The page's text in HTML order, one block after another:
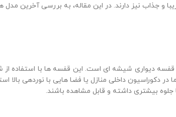
و جذاب نیز دارند. در این مقاله، به بررسی آخرین
دیواری شیشه ای است. این قفسه‌ ها با استفاده
دکوراسیون داخلی منازل یا فضا هایی با نوردهی
جلوه بیشتری داشته و قابل مشاهده باشند.